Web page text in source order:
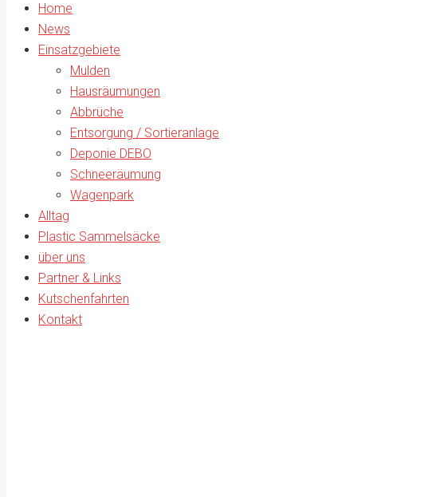
Home
News
Einsatzgebiete
Mulden
Hausräumungen
Abbrüche
Entsorgung / Sortieranlage
Deponie DEBO
Schneeräumung
Wagenpark
Alltag
Plastic Sammelsäcke
über uns
Partner & Links
Kutschenfahrten
Kontakt